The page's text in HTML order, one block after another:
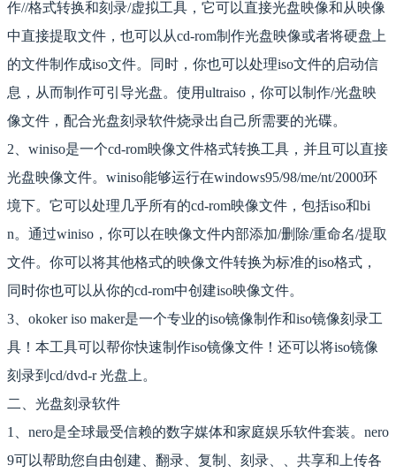
作//格式转换和刻录/虚拟工具，它可以直接光盘映像和从映像
中直接提取文件，也可以从cd-rom制作光盘映像或者将硬盘上
的文件制作成iso文件。同时，你也可以处理iso文件的启动信
息，从而制作可引导光盘。使用ultraiso，你可以制作/光盘映
像文件，配合光盘刻录软件烧录出自己所需要的光碟。
2、winiso是一个cd-rom映像文件格式转换工具，并且可以直接
光盘映像文件。winiso能够运行在windows95/98/me/nt/2000环
境下。它可以处理几乎所有的cd-rom映像文件，包括iso和bi
n。通过winiso，你可以在映像文件内部添加/删除/重命名/提取
文件。你可以将其他格式的映像文件转换为标准的iso格式，
同时你也可以从你的cd-rom中创建iso映像文件。
3、okoker iso maker是一个专业的iso镜像制作和iso镜像刻录工
具！本工具可以帮你快速制作iso镜像文件！还可以将iso镜像
刻录到cd/dvd-r 光盘上。
二、光盘刻录软件
1、nero是全球最受信赖的数字媒体和家庭娱乐软件套装。nero
9可以帮助您自由创建、翻录、复制、刻录、、共享和上传各